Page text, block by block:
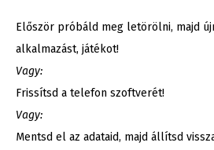
Először próbáld meg letörölni, majd
alkalmazást, játékot!
Vagy:
Frissítsd a telefon szoftverét!
Vagy:
Mentsd el az adataid, majd állítsd